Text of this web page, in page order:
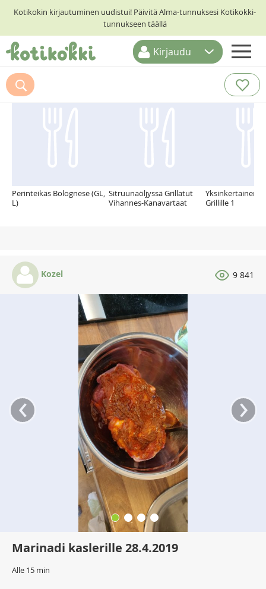
Kotikokin kirjautuminen uudistui! Päivitä Alma-tunnuksesi Kotikokki-
tunnukseen täällä
ETUSIVU
RESEPTIHAKU
Kirjaudu
Suosittelemme myös
Perinteikäs Bolognese (GL,
L)
Sitruunaöljyssä Grillatut
Vihannes-Kanavartaat
Yksinkertainen
Grillille 1
Kozel 9 841
‹ ›
Marinadi kaslerille 28.4.2019
Alle 15 min